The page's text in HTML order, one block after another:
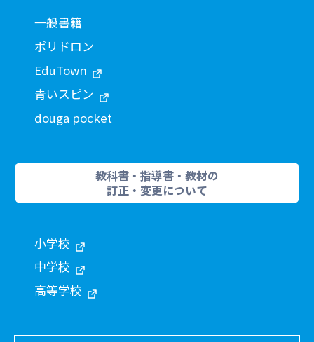
一般書籍
ポリドロン
EduTown
青いスピン
douga pocket
教科書・指導書・教材の
訂正・変更について
小学校
中学校
高等学校